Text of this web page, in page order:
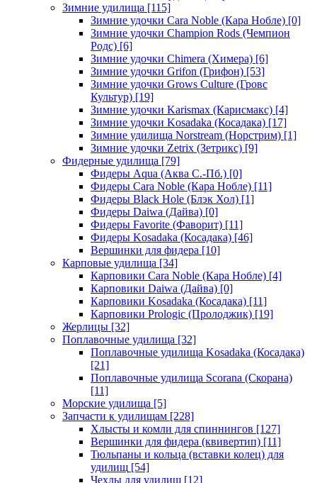
Зимние удилища [115]
Зимние удочки Cara Noble (Кара Нобле) [0]
Зимние удочки Champion Rods (Чемпион
Родс) [6]
Зимние удочки Chimera (Химера) [6]
Зимние удочки Grifon (Грифон) [53]
Зимние удочки Grows Culture (Гровс
Культур) [19]
Зимние удочки Karismax (Карисмакс) [4]
Зимние удочки Kosadaka (Косадака) [17]
Зимние удилища Norstream (Норстрим) [1]
Зимние удочки Zetrix (Зетрикс) [9]
Фидерные удилища [79]
Фидеры Aqua (Аква С.-Пб.) [0]
Фидеры Cara Noble (Кара Нобле) [11]
Фидеры Black Hole (Блэк Хол) [1]
Фидеры Daiwa (Дайва) [0]
Фидеры Favorite (Фаворит) [11]
Фидеры Kosadaka (Косадака) [46]
Вершинки для фидера [10]
Карповые удилища [34]
Карповики Cara Noble (Кара Нобле) [4]
Карповики Daiwa (Дайва) [0]
Карповики Kosadaka (Косадака) [11]
Карповики Prologic (Пролоджик) [19]
Жерлицы [32]
Поплавочные удилища [32]
Поплавочные удилища Kosadaka (Косадака)
[21]
Поплавочные удилища Scorana (Скорана)
[11]
Морские удилища [5]
Запчасти к удилищам [228]
Хлысты и комли для спиннингов [127]
Вершинки для фидера (квивертип) [11]
Тюльпаны и кольца (вставки колец) для
удилищ [54]
Чехлы для удилищ [12]